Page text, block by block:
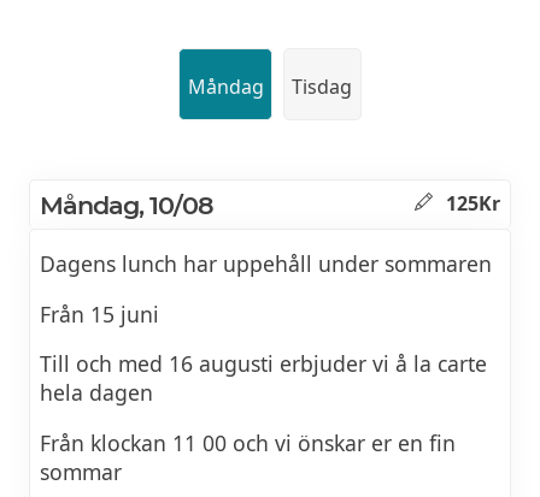
Måndag Tisdag
Måndag, 10/08 125Kr
Dagens lunch har uppehåll under sommaren
Från 15 juni
Till och med 16 augusti erbjuder vi å la carte
hela dagen
Från klockan 11 00 och vi önskar er en fin
sommar